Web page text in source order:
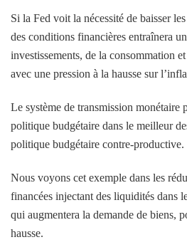
Si la Fed voit la nécessité de baisser
des conditions financières entraînera
investissements, de la consommation
avec une pression à la hausse sur
Le système de transmission monétaire
politique budgétaire dans le meilleur
politique budgétaire contre-productive.
Nous voyons cet exemple dans les
financées injectant des liquidités dans
qui augmentera la demande de biens,
hausse.